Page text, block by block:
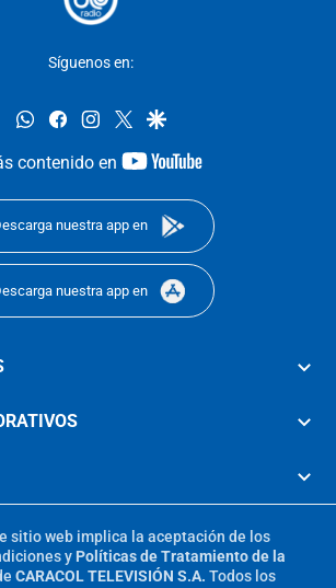
Síguenos en:
whatsappfacebookinstagram
twittergoogle
contenido en
youtube-
nuestra app en
nuestra app en
sitio web implica la aceptación de los
y Políticas de Tratamiento de la
CARACOL TELEVISIÓN S.A. Todos los